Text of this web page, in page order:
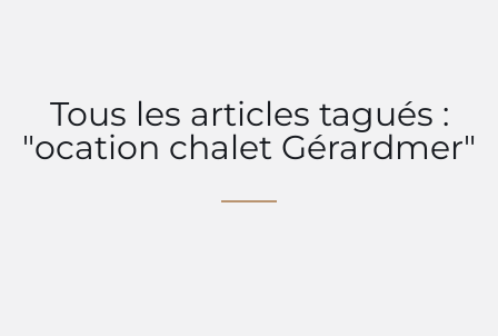
Tous les articles tagués :
"ocation chalet Gérardmer"